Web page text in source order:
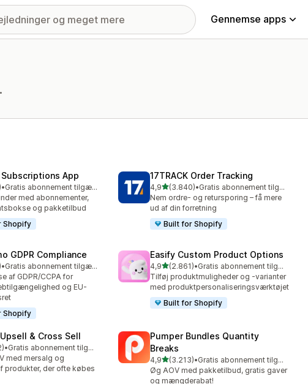
Gennemse apps
App
i alt
•
Gratis abonnement tilgængeligt
med abonnementer,
og pakketilbud
Shopify
17TRACK Order Tracking
4,9ud af 5 stjerner
(3.840)
3840 anmeldelser i alt
•
Gratis abonnement tilgængeligt
Nem ordre- og retursporing – få mere
ud af din forretning
Built for Shopify
GDPR Compliance
i alt
•
Gratis abonnement tilgængeligt
af GDPR/CCPA for
og EU-
Shopify
Easify Custom Product Options
4,9ud af 5 stjerner
(2.861)
2861 anmeldelser i alt
•
Gratis abonnement tilgængeligt
Tilføj produktmuligheder og -varianter
med produktpersonaliseringsværktøjet
Built for Shopify
& Cross Sell
i alt
•
Gratis abonnement tilgængeligt
med mersalg og
produkter, der ofte købes
Pumper Bundles Quantity
Breaks
4,9ud af 5 stjerner
(3.213)
3213 anmeldelser i alt
•
Gratis abonnement tilgængeligt
Øg AOV med pakketilbud, gratis gaver
og mængderabat!